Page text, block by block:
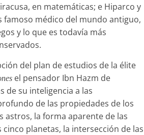
en matemáticas; e Hiparco y
famoso médico del mundo antiguo,
y lo que es todavía más
del plan de estudios de la élite
el pensador Ibn Hazm de
de su inteligencia a las
de las propiedades de los
astros, la forma aparente de las
planetas, la intersección de las